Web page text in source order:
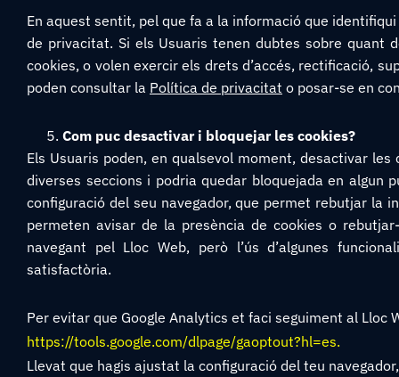
En aquest sentit, pel que fa a la informació que
de privacitat. Si els Usuaris tenen dubtes sobre quant
cookies, o volen exercir els drets d’accés, rectificació,
poden consultar la Política de privacitat o posar-se en
Com puc desactivar i bloquejar les cookies?
Els Usuaris poden, en qualsevol moment, desactivar
diverses seccions i podria quedar bloquejada en algun
configuració del seu navegador, que permet rebutjar la
permeten avisar de la presència de cookies o
navegant pel Lloc Web, però l’ús d’algunes
satisfactòria.
Per evitar que Google Analytics et faci seguiment al Lloc
https://tools.google.com/dlpage/gaoptout?hl=es.
Llevat que hagis ajustat la configuració del teu